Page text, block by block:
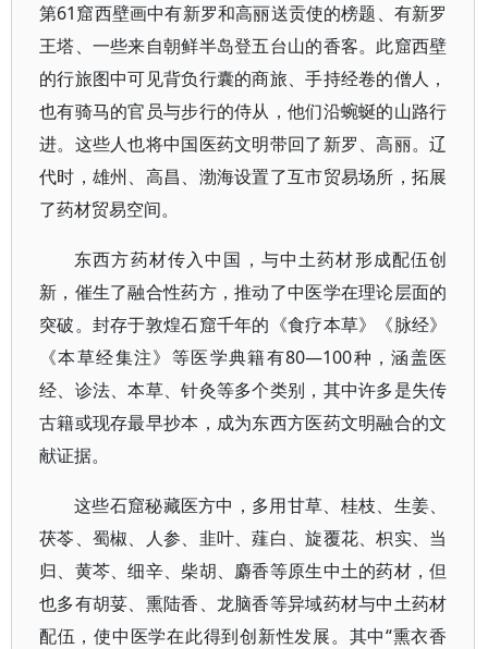
第61窟西壁画中有新罗和高丽送贡使的榜题、有新罗
王塔、一些来自朝鲜半岛登五台山的香客。此窟西壁
的行旅图中可见背负行囊的商旅、手持经卷的僧人，
也有骑马的官员与步行的侍从，他们沿蜿蜒的山路行
进。这些人也将中国医药文明带回了新罗、高丽。辽
代时，雄州、高昌、渤海设置了互市贸易场所，拓展
了药材贸易空间。
东西方药材传入中国，与中土药材形成配伍创
新，催生了融合性药方，推动了中医学在理论层面的
突破。封存于敦煌石窟千年的《食疗本草》《脉经》
《本草经集注》等医学典籍有80—100种，涵盖医
经、诊法、本草、针灸等多个类别，其中许多是失传
古籍或现存最早抄本，成为东西方医药文明融合的文
献证据。
这些石窟秘藏医方中，多用甘草、桂枝、生姜、
茯苓、蜀椒、人参、韭叶、薤白、旋覆花、枳实、当
归、黄芩、细辛、柴胡、麝香等原生中土的药材，但
也多有胡荽、熏陆香、龙脑香等异域药材与中土药材
配伍，使中医学在此得到创新性发展。其中“熏衣香